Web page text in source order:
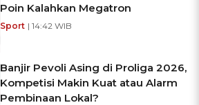
Poin Kalahkan Megatron
Sport | 14:42 WIB
Banjir Pevoli Asing di Proliga 2026,
Kompetisi Makin Kuat atau Alarm
Pembinaan Lokal?